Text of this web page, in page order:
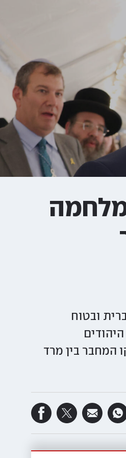
ובטוח
המחבר בין מרד